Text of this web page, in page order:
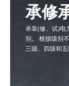
承修
承装(修、试)电
别。 根据级别
三级、四级和